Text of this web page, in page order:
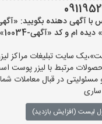
با آگهی دهنده بگویید:
سایت تبلیغات مراکز
مرتبط با لیزر پوست
در قبال معاملات
ساری
لیست (افزایش بازدید)